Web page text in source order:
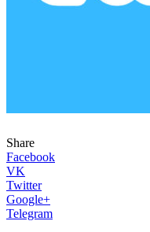
Share
Facebook
VK
Twitter
Google+
Telegram